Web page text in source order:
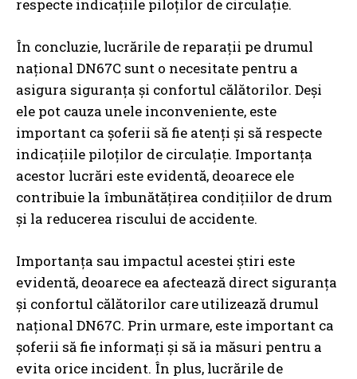
respecte indicațiile piloților de circulație.
În concluzie, lucrările de reparații pe drumul
național DN67C sunt o necesitate pentru a
asigura siguranța și confortul călătorilor. Deși
ele pot cauza unele inconveniente, este
important ca șoferii să fie atenți și să respecte
indicațiile piloților de circulație. Importanța
acestor lucrări este evidentă, deoarece ele
contribuie la îmbunătățirea condițiilor de drum
și la reducerea riscului de accidente.
Importanța sau impactul acestei știri este
evidentă, deoarece ea afectează direct siguranța
și confortul călătorilor care utilizează drumul
național DN67C. Prin urmare, este important ca
șoferii să fie informați și să ia măsuri pentru a
evita orice incident. În plus, lucrările de